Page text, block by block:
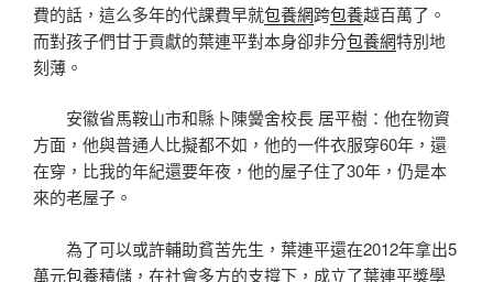
費的話，這么多年的代課費早就包養網跨包養越百萬了。
而對孩子們甘于貢獻的葉連平對本身卻非分包養網特別地
刻薄。
安徽省馬鞍山市和縣卜陳黌舍校長 居平樹：他在物資
方面，他與普通人比擬都不如，他的一件衣服穿60年，還
在穿，比我的年紀還要年夜，他的屋子住了30年，仍是本
來的老屋子。
為了可以或許輔助貧苦先生，葉連平還在2012年拿出5
萬元包養積儲，在社會多方的支撐下，成立了葉連平獎學